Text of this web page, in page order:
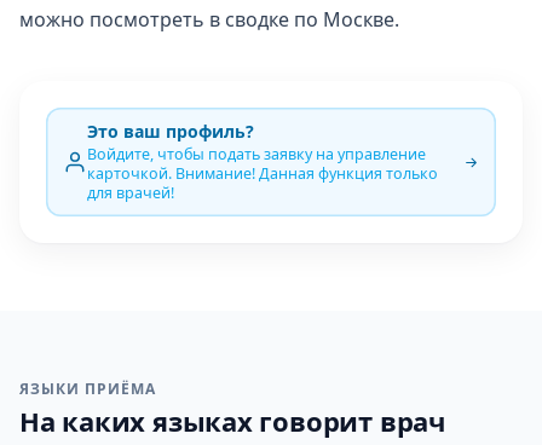
можно посмотреть в сводке по Москве.
Это ваш профиль?
Войдите, чтобы подать заявку на управление
карточкой. Внимание! Данная функция только
для врачей!
ЯЗЫКИ ПРИЁМА
На каких языках говорит врач